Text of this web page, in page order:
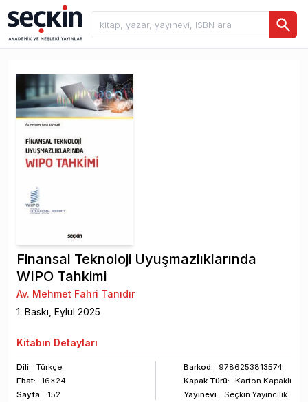
Finansal Teknoloji Uyuşmazlıklarında
WIPO Tahkimi
Av. Mehmet Fahri Tanıdır
1. Baskı, Eylül 2025
Kitabın Detayları
Dili:
Türkçe
Ebat:
16x24
Sayfa: 152
Barkod:
9786253813574
Kapak Türü:
Karton Kapaklı
Yayınevi:
Seçkin Yayıncılık